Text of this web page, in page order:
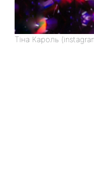
Тіна Кароль